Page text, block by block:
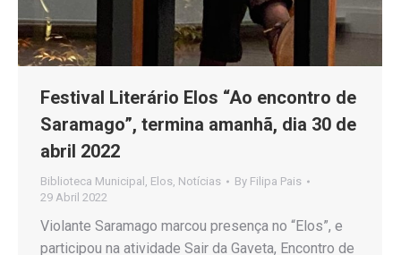
Festival Literário Elos “Ao encontro de
Saramago”, termina amanhã, dia 30 de
abril 2022
Biblioteca Municipal Elos Notícias By Filipa Pais
29 Abril 2022
Violante Saramago marcou presença no “Elos”, e
participou na atividade Sair da Gaveta, Encontro de